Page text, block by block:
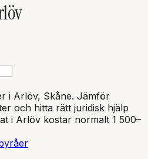
i Arlöv, Skåne. Jämför
och hitta rätt juridisk hjälp
i Arlöv kostar normalt 1 500–